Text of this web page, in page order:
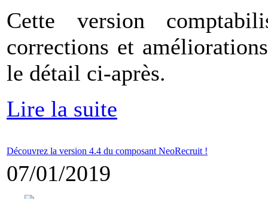
Cette version
corrections et
le détail ci-après.
Lire la suite
Découvrez la version 4.4 du composant NeoRecruit !
07/01/2019